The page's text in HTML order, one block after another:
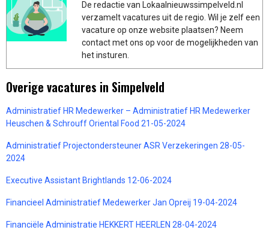
De redactie van Lokaalnieuwssimpelveld.nl
verzamelt vacatures uit de regio. Wil je zelf een
vacature op onze website plaatsen? Neem
contact met ons op voor de mogelijkheden van
het insturen.
Overige vacatures in Simpelveld
Administratief HR Medewerker – Administratief HR Medewerker
Heuschen & Schrouff Oriental Food 21-05-2024
Administratief Projectondersteuner ASR Verzekeringen 28-05-
2024
Executive Assistant Brightlands 12-06-2024
Financieel Administratief Medewerker Jan Opreij 19-04-2024
Financiële Administratie HEKKERT HEERLEN 28-04-2024